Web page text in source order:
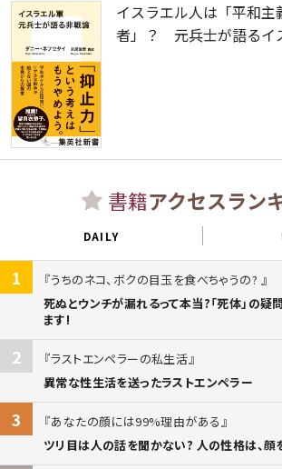
イスラエル人は「平和主
者」？ 元兵士が語るイ
書籍アクセスラン
DAILY
1
うちのネコ、ボクの目玉を食べちゃうの?
死ぬとウンチが漏れるって本当?「死体」の
ます!
2
ラストエンペラーの私生活
異常な性生活を送ったラストエンペラー
3
あなたの顔には99%理由がある
ツリ目は人の話を聞かない? 人の性格は、顔